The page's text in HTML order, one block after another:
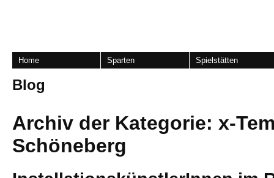
Home Sparten Spielstätten
Blog
Archiv der Kategorie: x-
Schöneberg